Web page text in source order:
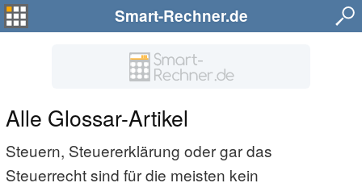
Smart-Rechner.de
Alle Glossar-Artikel
Steuern, Steuererklärung oder gar das
Steuerrecht sind für die meisten kein